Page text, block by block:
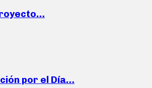
por el Día…